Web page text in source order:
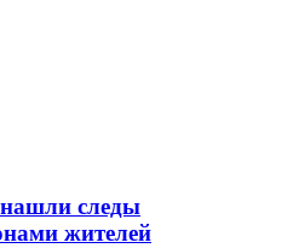
следы
жителей